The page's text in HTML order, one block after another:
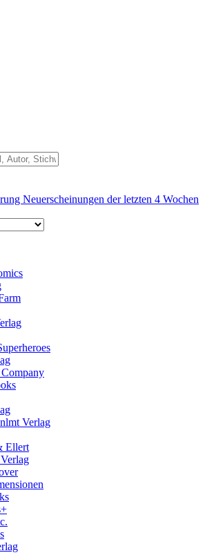
Neuerscheinungen der letzten 4 Wochen
Verlag
Ellert